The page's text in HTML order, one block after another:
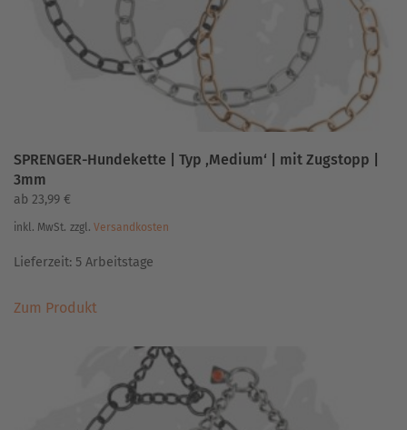
Produktseite
gewählt
werden
SPRENGER-Hundekette | Typ ‚Medium‘ | mit Zugstopp |
3mm
ab 23,99 €
inkl. MwSt. zzgl. Versandkosten
Lieferzeit: 5 Arbeitstage
Zum ProduktProdukt
mehrere
Varianten
auf.
Die